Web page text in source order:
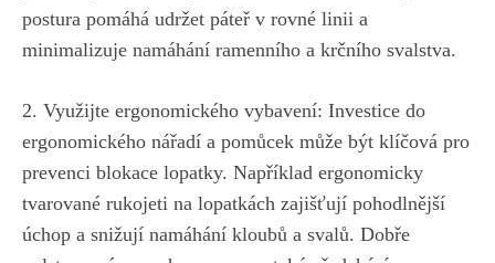
postura pomáhá udržet páteř v rovné linii a
minimalizuje namáhání ramenního a krčního svalstva.
2. Využijte ergonomického vybavení: Investice do
ergonomického nářadí a pomůcek může být klíčová pro
prevenci blokace lopatky. Například ergonomicky
tvarované rukojeti na lopatkách zajišťují pohodlnější
úchop a snižují namáhání kloubů a svalů. Dobře